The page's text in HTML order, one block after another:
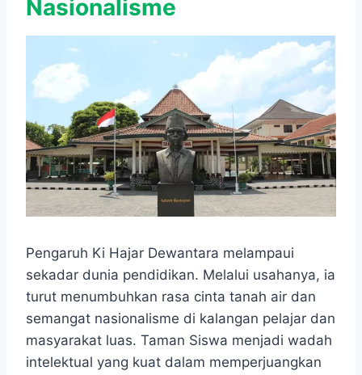
Nasionalisme
Pengaruh Ki Hajar Dewantara melampaui
sekadar dunia pendidikan. Melalui usahanya, ia
turut menumbuhkan rasa cinta tanah air dan
semangat nasionalisme di kalangan pelajar dan
masyarakat luas. Taman Siswa menjadi wadah
intelektual yang kuat dalam memperjuangkan